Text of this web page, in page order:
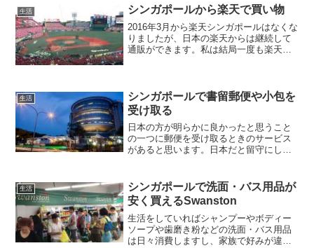
いところですね。建物によってSin...
生活 シンガポールから楽天で買い物
2016年3月から楽天シンガポールはなくな
りましたが、日本の楽天からは継続して
通販ができます。私は結局一度も楽天シ
本の方が安いものも...
生活
シンガポールで書留郵便や小包を
受け取る
日本の方が明らかに良かったと思うこと
の一つに郵便を受け取るときのサービス
があると思います。日本だと留守にして
日好きな時間に取りに行ったり、再配送
をお願いしたら時間...
生活
シンガポールで洗面・バス用品が
安く買えるSwanston
生活をしていればシャンプーやボディー
ソープや歯磨き粉などの洗面・バス用品
は日々消費しますし、家族で好みが違っ